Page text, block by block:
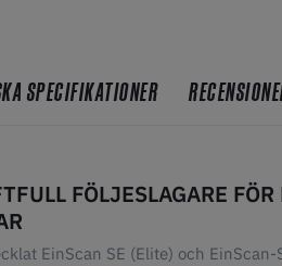
SPECIFIKATIONER
FÖLJESLAGARE
EinScan SE (Elite) och